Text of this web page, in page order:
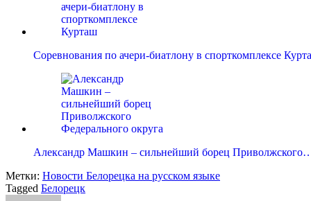
Соревнования по ачери-биатлону в спорткомплексе
Александр Машкин – сильнейший борец
Метки: Новости Белорецка на русском языке
Tagged Белорецк